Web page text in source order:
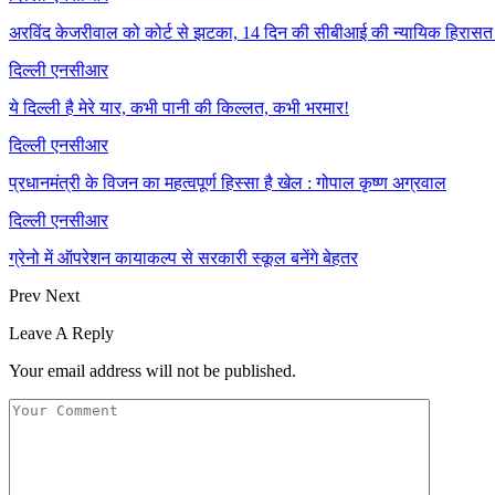
अरविंद केजरीवाल को कोर्ट से झटका, 14 दिन की सीबीआई की न्यायिक
दिल्ली एनसीआर
ये दिल्ली है मेरे यार, कभी पानी की किल्लत, कभी भरमार!
दिल्ली एनसीआर
प्रधानमंत्री के विजन का महत्वपूर्ण हिस्सा है खेल : गोपाल कृष्ण अग्रवाल
दिल्ली एनसीआर
ग्रेनो में ऑपरेशन कायाकल्प से सरकारी स्कूल बनेंगे बेहतर
Prev Next
Leave A Reply
Your email address will not be published.